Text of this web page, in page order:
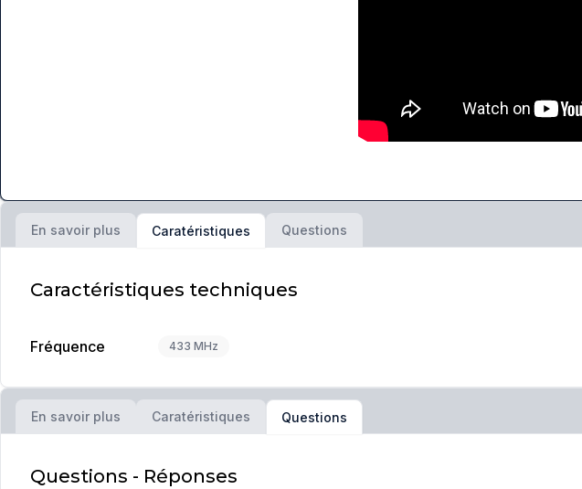
En savoir plus Caratéristiques Questions
Caractéristiques techniques
Fréquence 433 MHz
En savoir plus Caratéristiques Questions
Questions - Réponses